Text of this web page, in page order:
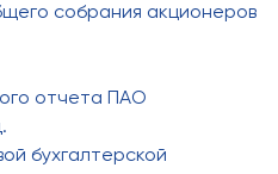
собрания акционеров
отчета ПАО
бухгалтерской